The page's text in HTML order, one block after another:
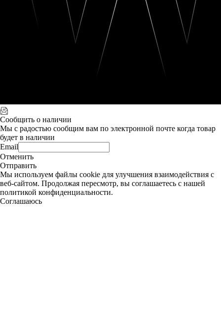
Сообщить о наличии
Мы с радостью сообщим вам по электронной почте когда товар
будет в наличии
Email
Отменить
Отправить
Мы используем файлы cookie для улучшения взаимодействия с
веб-сайтом. Продолжая пересмотр, вы соглашаетесь с нашей
политикой конфиденциальности.
Соглашаюсь